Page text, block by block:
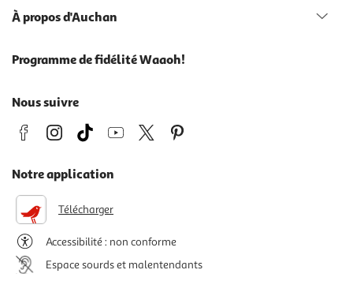
À propos d'Auchan
Programme de fidélité Waaoh!
Nous suivre
Notre application
Télécharger
Accessibilité : non conforme
Espace sourds et malentendants